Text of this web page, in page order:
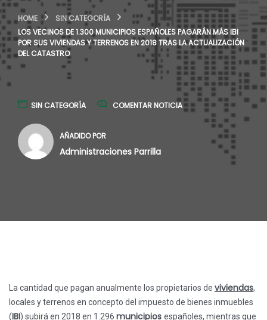
HOME
SIN CATEGORÍA
LOS VECINOS DE 1.300 MUNICIPIOS ESPAÑOLES PAGARÁN MÁS IBI
POR SUS VIVIENDAS Y TERRENOS EN 2018 TRAS LA ACTUALIZACIÓN
DEL CATASTRO
SIN CATEGORÍA COMENTAR NOTICIA
AÑADIDO POR
Administraciones Parrilla
La cantidad que pagan anualmente los propietarios de viviendas,
locales y terrenos en concepto del impuesto de bienes inmuebles
(IBI) subirá en 2018 en 1.296 municipios españoles, mientras que